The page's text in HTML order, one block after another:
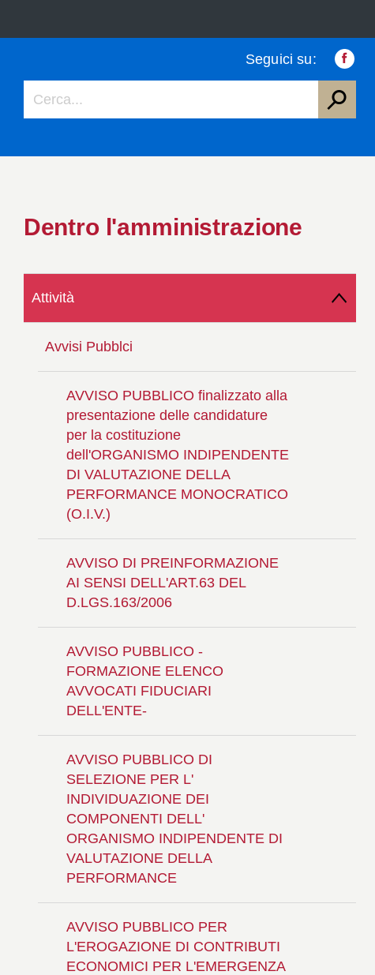
Seguici su:
Dentro l'amministrazione
Attività
Avvisi Pubblci
AVVISO PUBBLICO finalizzato alla
presentazione delle candidature
per la costituzione
dell'ORGANISMO INDIPENDENTE
DI VALUTAZIONE DELLA
PERFORMANCE MONOCRATICO
(O.I.V.)
AVVISO DI PREINFORMAZIONE
AI SENSI DELL'ART.63 DEL
D.LGS.163/2006
AVVISO PUBBLICO -
FORMAZIONE ELENCO
AVVOCATI FIDUCIARI
DELL'ENTE-
AVVISO PUBBLICO DI
SELEZIONE PER L'
INDIVIDUAZIONE DEI
COMPONENTI DELL'
ORGANISMO INDIPENDENTE DI
VALUTAZIONE DELLA
PERFORMANCE
AVVISO PUBBLICO PER
L'EROGAZIONE DI CONTRIBUTI
ECONOMICI PER L'EMERGENZA